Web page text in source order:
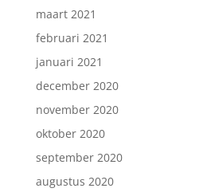
maart 2021
februari 2021
januari 2021
december 2020
november 2020
oktober 2020
september 2020
augustus 2020